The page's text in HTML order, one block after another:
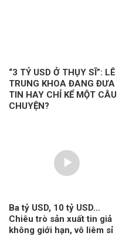
“3 TỶ USD Ở THỤY SĨ”: LÊ
TRUNG KHOA ĐANG ĐƯA
TIN HAY CHỈ KỂ MỘT CÂU
CHUYỆN?
Ba tỷ USD, 10 tỷ USD…
Chiêu trò sản xuất tin giả
không giới hạn, vô liêm sỉ